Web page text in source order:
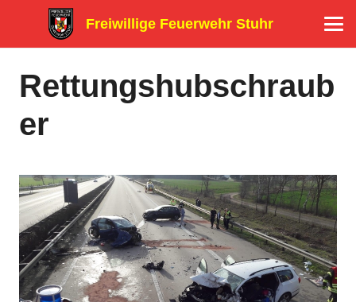
Freiwillige Feuerwehr Stuhr
Rettungshubschraub
er